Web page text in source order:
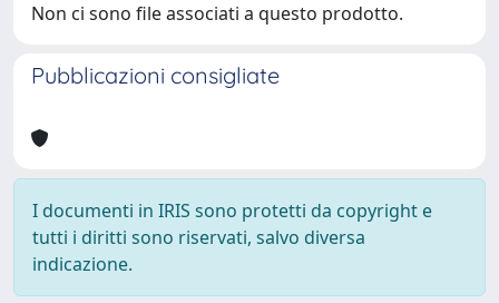
Non ci sono file associati a questo prodotto.
Pubblicazioni consigliate
I documenti in IRIS sono protetti da copyright e
tutti i diritti sono riservati, salvo diversa
indicazione.